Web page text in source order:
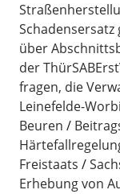
Schadensersatz
über
der
fragen, die
Leinefelde-
Beuren
Freistaats
Erhebung von